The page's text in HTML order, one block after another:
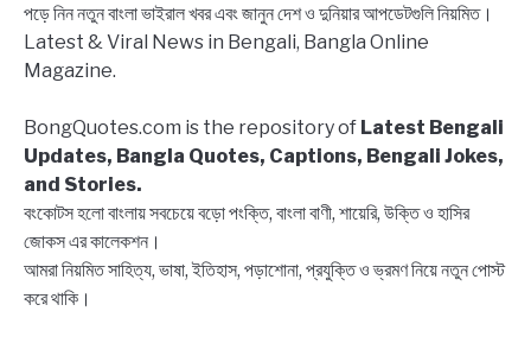
Bangla,
Block
list
Quotes
পড়ে নিন নতুন বাংলা ভাইরাল খবর এবং জানুন দেশ ও দুনিয়ার আপডেটগুলি নিয়মিত।
Latest & Viral News in Bengali, Bangla Online
Magazine.
BongQuotes.com is the repository of Latest Bengali
Updates, Bangla Quotes, Captions, Bengali Jokes,
and Stories.
বংকোটস হলো বাংলায় সবচেয়ে বড়ো পংক্তি, বাংলা বাণী, শায়েরি, উক্তি ও হাসির
জোকস এর কালেকশন।
আমরা নিয়মিত সাহিত্য, ভাষা, ইতিহাস, পড়াশোনা, প্রযুক্তি ও ভ্রমণ নিয়ে নতুন পোস্ট
করে থাকি।